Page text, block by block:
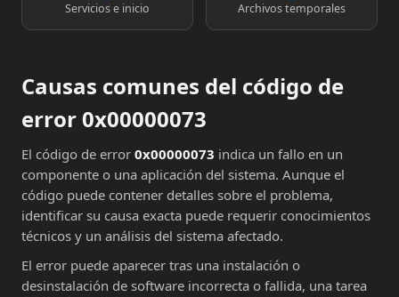
Servicios e inicio Archivos temporales
Causas comunes del código de
error 0x00000073
El código de error 0x00000073 indica un fallo en un
componente o una aplicación del sistema. Aunque el
código puede contener detalles sobre el problema,
identificar su causa exacta puede requerir conocimientos
técnicos y un análisis del sistema afectado.
El error puede aparecer tras una instalación o
desinstalación de software incorrecta o fallida, una tarea